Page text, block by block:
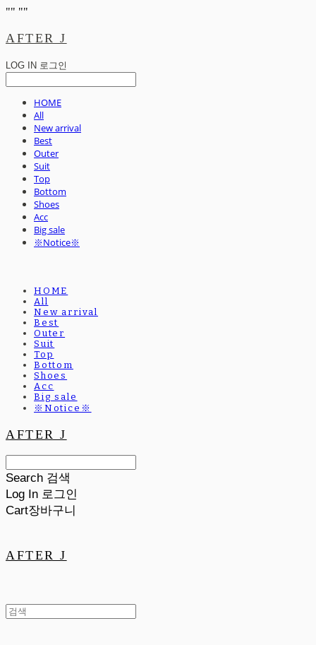
"" ""
AFTER J
LOG IN 로그인
HOME
All
New arrival
Best
Outer
Suit
Top
Bottom
Shoes
Acc
Big sale
※Notice※
HOME
All
New arrival
Best
Outer
Suit
Top
Bottom
Shoes
Acc
Big sale
※Notice※
AFTER J
Search 검색
Log In 로그인
Cart장바구니
AFTER J